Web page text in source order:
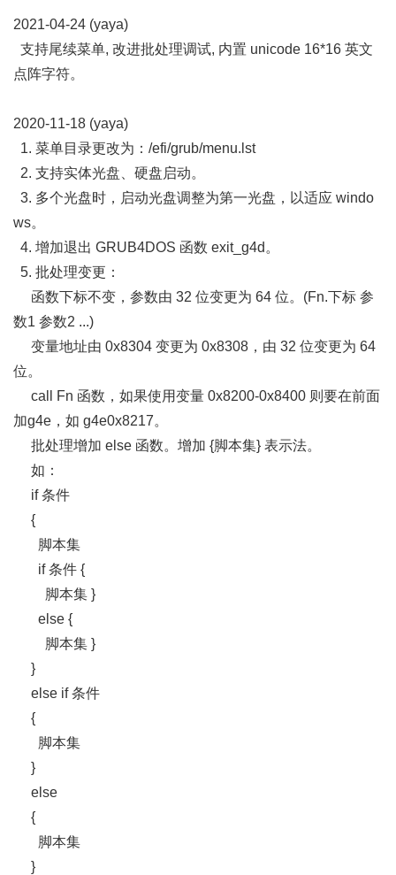
2021-04-24 (yaya)
支持尾续菜单, 改进批处理调试, 内置 unicode 16*16 英文
点阵字符。
2020-11-18 (yaya)
1. 菜单目录更改为：/efi/grub/menu.lst
2. 支持实体光盘、硬盘启动。
3. 多个光盘时，启动光盘调整为第一光盘，以适应 windo
ws。
4. 增加退出 GRUB4DOS 函数 exit_g4d。
5. 批处理变更：
函数下标不变，参数由 32 位变更为 64 位。(Fn.下标 参
数1 参数2 ...)
变量地址由 0x8304 变更为 0x8308，由 32 位变更为 64
位。
call Fn 函数，如果使用变量 0x8200-0x8400 则要在前面
加g4e，如 g4e0x8217。
批处理增加 else 函数。增加 {脚本集} 表示法。
如：
if 条件
{
脚本集
if 条件 {
脚本集 }
else {
脚本集 }
}
else if 条件
{
脚本集
}
else
{
脚本集
}